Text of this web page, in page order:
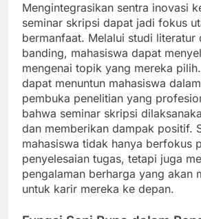
Mengintegrasikan sentra inovasi
seminar skripsi dapat jadi fokus
bermanfaat. Melalui studi literatur
banding, mahasiswa dapat
mengenai topik yang mereka
dapat menuntun mahasiswa
pembuka penelitian yang
bahwa seminar skripsi
dan memberikan dampak positif.
mahasiswa tidak hanya berfokus
penyelesaian tugas, tetapi juga
pengalaman berharga yang akan
untuk karir mereka ke depan.